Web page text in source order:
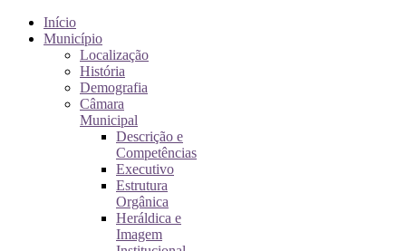
Início
Município
Localização
História
Demografia
Câmara
Municipal
Descrição e
Competências
Executivo
Estrutura
Orgânica
Heráldica e
Imagem